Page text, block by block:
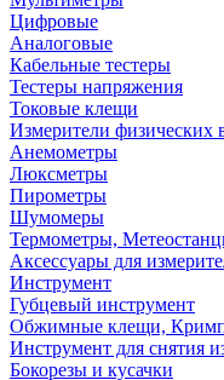
Цифровые
Аналоговые
Кабельные тестеры
Тестеры напряжения
Токовые клещи
Измерители физических
Анемометры
Люксметры
Пирометры
Шумомеры
Термометры,
Аксессуары для
Инструмент
Губцевый инструмент
Обжимные клещи,
Инструмент для снятия
Бокорезы и кусачки